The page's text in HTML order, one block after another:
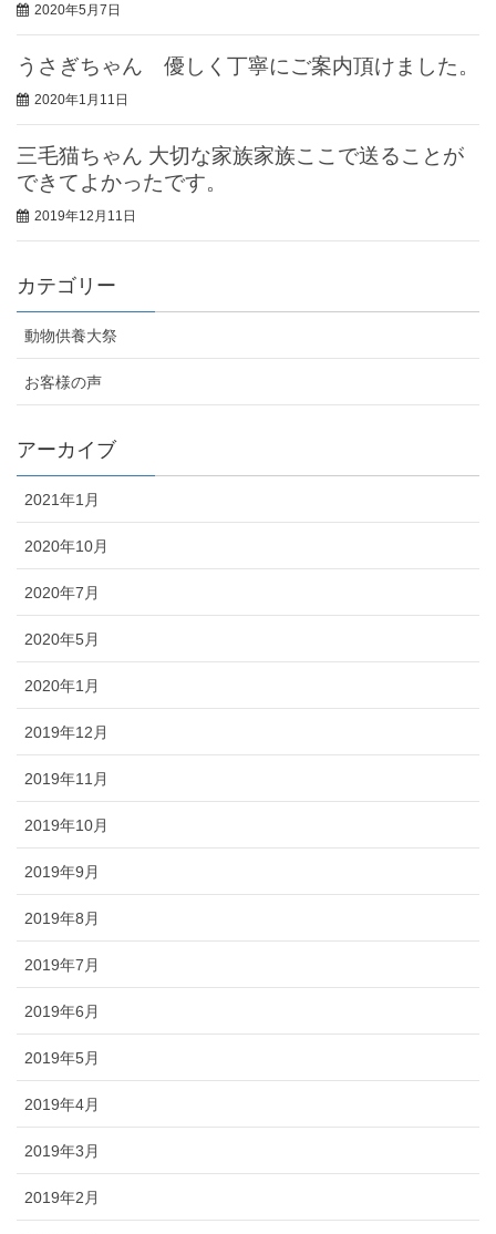
2020年5月7日
うさぎちゃん 優しく丁寧にご案内頂けました。
2020年1月11日
三毛猫ちゃん 大切な家族家族ここで送ることが
できてよかったです。
2019年12月11日
カテゴリー
動物供養大祭
お客様の声
アーカイブ
2021年1月
2020年10月
2020年7月
2020年5月
2020年1月
2019年12月
2019年11月
2019年10月
2019年9月
2019年8月
2019年7月
2019年6月
2019年5月
2019年4月
2019年3月
2019年2月